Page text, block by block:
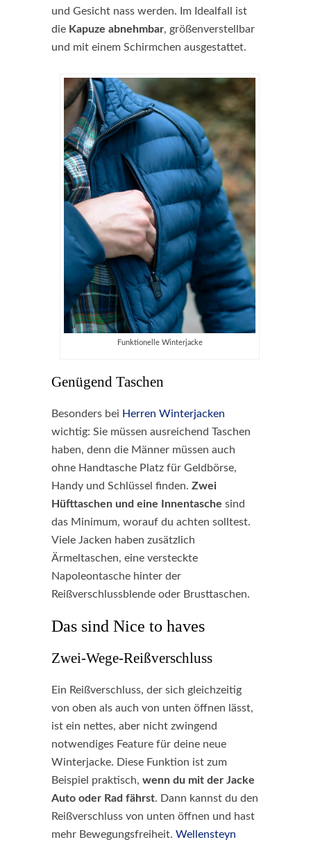
und Gesicht nass werden. Im Idealfall ist
die Kapuze abnehmbar, größenverstellbar
und mit einem Schirmchen ausgestattet.
Funktionelle Winterjacke
Genügend Taschen
Besonders bei Herren Winterjacken
wichtig: Sie müssen ausreichend Taschen
haben, denn die Männer müssen auch
ohne Handtasche Platz für Geldbörse,
Handy und Schlüssel finden. Zwei
Hüfttaschen und eine Innentasche sind
das Minimum, worauf du achten solltest.
Viele Jacken haben zusätzlich
Ärmeltaschen, eine versteckte
Napoleontasche hinter der
Reißverschlussblende oder Brusttaschen.
Das sind Nice to haves
Zwei-Wege-Reißverschluss
Ein Reißverschluss, der sich gleichzeitig
von oben als auch von unten öffnen lässt,
ist ein nettes, aber nicht zwingend
notwendiges Feature für deine neue
Winterjacke. Diese Funktion ist zum
Beispiel praktisch, wenn du mit der Jacke
Auto oder Rad fährst. Dann kannst du den
Reißverschluss von unten öffnen und hast
mehr Bewegungsfreiheit. Wellensteyn